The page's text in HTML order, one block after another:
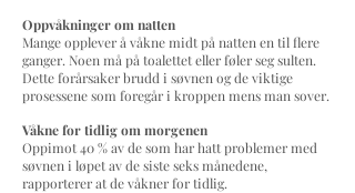
Oppvåkninger om natten
Mange opplever å våkne midt på natten en til flere
ganger. Noen må på toalettet eller føler seg sulten.
Dette forårsaker brudd i søvnen og de viktige
prosessene som foregår i kroppen mens man sover.
Våkne for tidlig om morgenen
Oppimot 40 % av de som har hatt problemer med
søvnen i løpet av de siste seks månedene,
rapporterer at de våkner for tidlig.